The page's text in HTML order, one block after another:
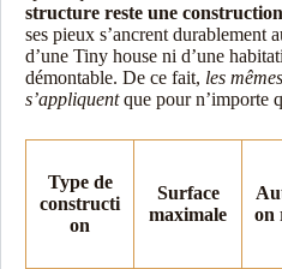
structure reste une
ses pieux s’ancrent durablement
d’une Tiny house ni d’une
démontable. De ce fait, les
s’appliquentque pour n’importe
Type de
constructi
on
Surface
maximale
on